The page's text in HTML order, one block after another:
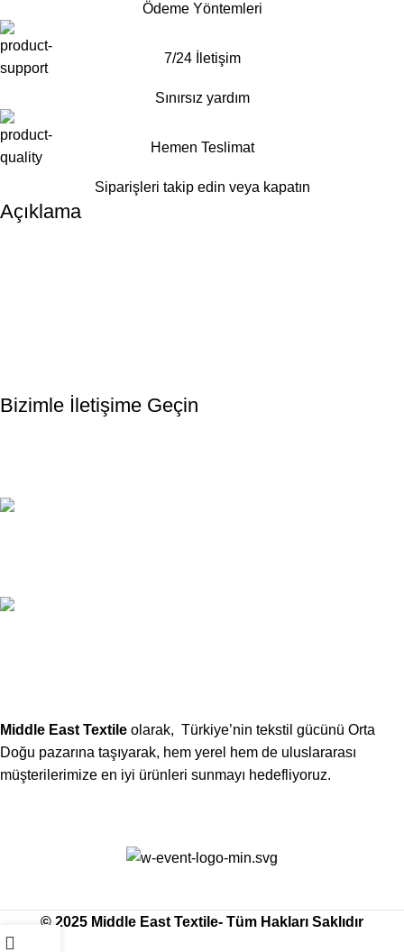
Ödeme Yöntemleri
7/24 İletişim
Sınırsız yardım
Hemen Teslimat
Siparişleri takip edin veya kapatın
Açıklama
Bizimle İletişime Geçin
Middle East Textile olarak, Türkiye’nin tekstil gücünü Orta
Doğu pazarına taşıyarak, hem yerel hem de uluslararası
müşterilerimize en iyi ürünleri sunmayı hedefliyoruz.
© 2025 Middle East Textile- Tüm Hakları Saklıdır